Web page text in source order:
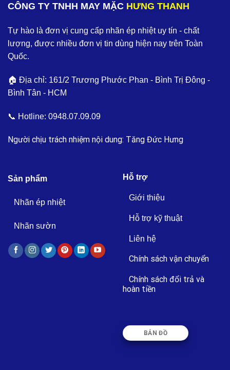
CÔNG TY TNHH MAY MẶC HƯNG THANH
Tự hào là đơn vị cung cấp nhãn ép nhiệt uy tín - chất
lượng, được nhiều đơn vị tin dùng hiện nay trên Toàn
Quốc.
🏠 Địa chỉ: 161/2 Trương Phước Phan - Bình Trị Đông -
Bình Tân - HCM
📞 Hotline: 0948.07.09.09
Người chịu trách nhiệm nội dung: Tăng Đức Hưng
Sản phẩm
Nhãn ép nhiệt
Nhãn sườn
Hỗ trợ
Giới thiệu
Hỗ trợ kỹ thuật
Liên hệ
Chính sách vận chuyển
Chính sách đổi trả và
hoàn tiền
BẢN ĐỒ